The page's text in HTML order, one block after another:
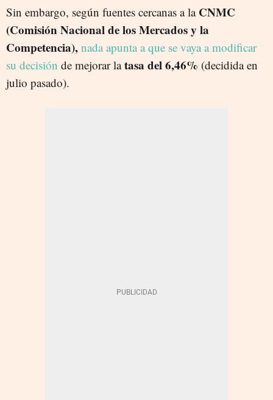
Sin embargo, según fuentes cercanas a la CNMC
(Comisión Nacional de los Mercados y la
Competencia), nada apunta a que se vaya a modificar
su decisión de mejorar latasa del 6,46% (decidida en
julio pasado).